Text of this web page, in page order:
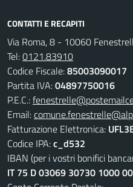
CONTATTI E RECAPITI
Via Roma, 8 - 10060
Tel:0121.83910
Codice Fiscale:85003090017
Partita IVA:04897750016
P.E.C.:
Email:
Fatturazione Elettronica:
Codice IPA:c_d532
IBAN (per i vostri bonifici
IT 75 D 03069 30730 1000